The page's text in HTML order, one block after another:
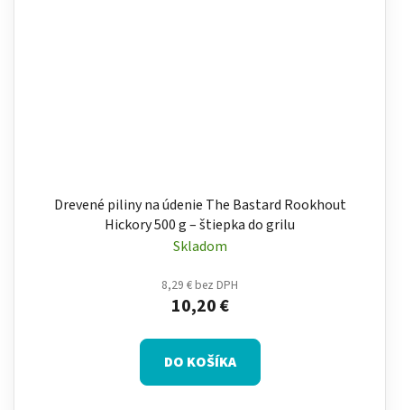
Drevené piliny na údenie The Bastard Rookhout
Hickory 500 g – štiepka do grilu
Skladom
8,29 € bez DPH
10,20 €
DO KOŠÍKA